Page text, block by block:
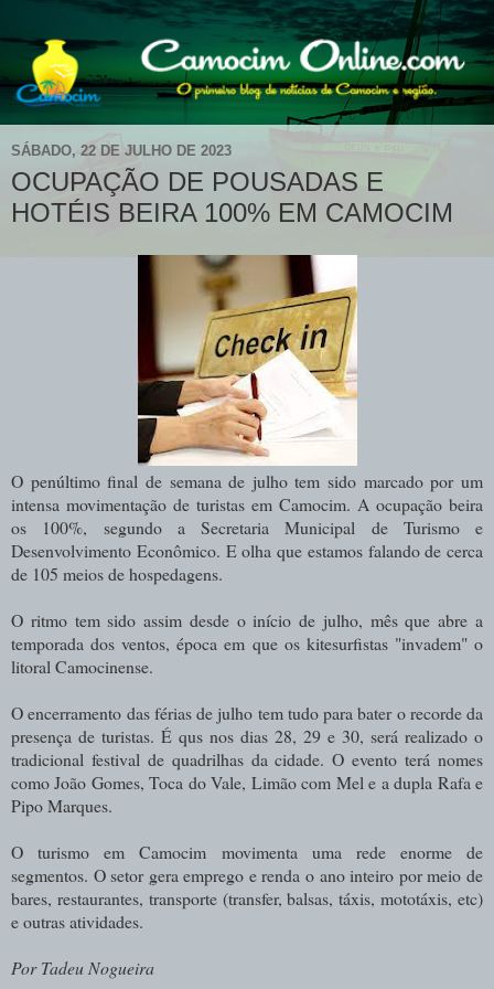
SÁBADO, 22 DE JULHO DE 2023
OCUPAÇÃO DE POUSADAS E
HOTÉIS BEIRA 100% EM CAMOCIM
O penúltimo final de semana de julho tem sido marcado por um
intensa movimentação de turistas em Camocim. A ocupação beira
os 100%, segundo a Secretaria Municipal de Turismo e
Desenvolvimento Econômico. E olha que estamos falando de cerca
de 105 meios de hospedagens.
O ritmo tem sido assim desde o início de julho, mês que abre a
temporada dos ventos, época em que os kitesurfistas "invadem" o
litoral Camocinense.
O encerramento das férias de julho tem tudo para bater o recorde da
presença de turistas. É qus nos dias 28, 29 e 30, será realizado o
tradicional festival de quadrilhas da cidade. O evento terá nomes
como João Gomes, Toca do Vale, Limão com Mel e a dupla Rafa e
Pipo Marques.
O turismo em Camocim movimenta uma rede enorme de
segmentos. O setor gera emprego e renda o ano inteiro por meio de
bares, restaurantes, transporte (transfer, balsas, táxis, mototáxis, etc)
e outras atividades.
Por Tadeu Nogueira